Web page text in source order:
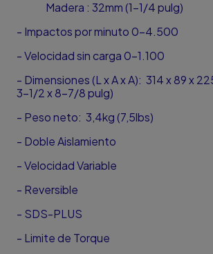
Madera : 32mm (1-1/4 pulg)
- Impactos por minuto 0-4.500
- Velocidad sin carga 0-1.100
- Dimensiones (L x A x A): 314 x 89 x
3-1/2 x 8-7/8 pulg)
- Peso neto: 3,4kg (7,5lbs)
- Doble Aislamiento
- Velocidad Variable
- Reversible
- SDS-PLUS
- Limite de Torque